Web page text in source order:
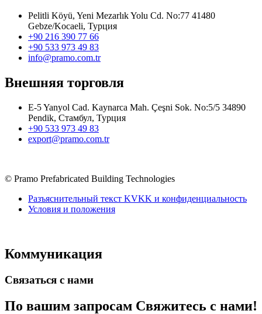
Pelitli Köyü, Yeni Mezarlık Yolu Cd. No:77 41480
Gebze/Kocaeli, Турция
+90 216 390 77 66
+90 533 973 49 83
info@pramo.com.tr
Внешняя торговля
E-5 Yanyol Cad. Kaynarca Mah. Çeşni Sok. No:5/5 34890
Pendik, Стамбул, Турция
+90 533 973 49 83
export@pramo.com.tr
© Pramo Prefabricated Building Technologies
Разъяснительный текст KVKK и конфиденциальность
Условия и положения
Коммуникация
Связаться с нами
По вашим запросам Свяжитесь с нами!